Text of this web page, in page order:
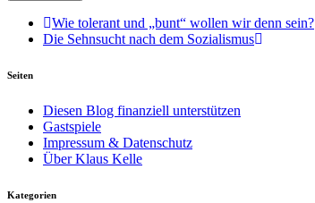
Wie tolerant und „bunt“ wollen wir denn sein?
Die Sehnsucht nach dem Sozialismus
Seiten
Diesen Blog finanziell unterstützen
Gastspiele
Impressum & Datenschutz
Über Klaus Kelle
Kategorien